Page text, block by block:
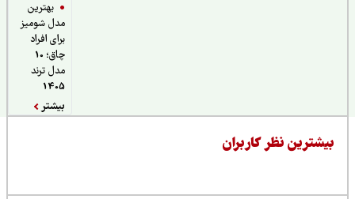
بهترین
مدل شومیز
برای افراد
چاق؛ 10
مدل ترند
نظر کاربران